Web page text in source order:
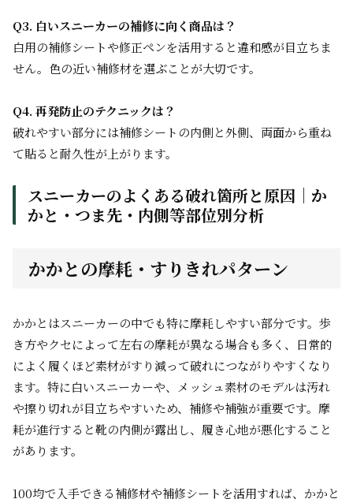
Q3. 白いスニーカーの補修に向く商品は？
白用の補修シートや修正ペンを活用すると違和感が目立ちま
せん。色の近い補修材を選ぶことが大切です。
Q4. 再発防止のテクニックは？
破れやすい部分には補修シートの内側と外側、両面から重ね
て貼ると耐久性が上がります。
スニーカーのよくある破れ箇所と原因｜か
かと・つま先・内側等部位別分析
かかとの摩耗・すりきれパターン
かかとはスニーカーの中でも特に摩耗しやすい部分です。歩
き方やクセによって左右の摩耗が異なる場合も多く、日常的
によく履くほど素材がすり減って破れにつながりやすくなり
ます。特に白いスニーカーや、メッシュ素材のモデルは汚れ
や擦り切れが目立ちやすいため、補修や補強が重要です。摩
耗が進行すると靴の内側が露出し、履き心地が悪化すること
があります。
100均で入手できる補修材や補修シートを活用すれば、かかと